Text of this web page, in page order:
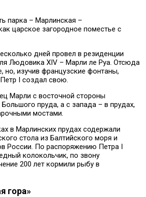
парка – Марлинская –
царское загородное поместье с
дней провел в резиденции
Людовика XIV – Марли ле Руа. Отсюда
но, изучив французские фонтаны,
I создал свою.
Марли с восточной стороны
пруда, а с запада – в прудах,
мостами.
в Марлинских прудах содержали
стола из Балтийского моря и
России. По распоряжению Петра I
колокольчик, по звону
200 лет кормили рыбу в
гора»